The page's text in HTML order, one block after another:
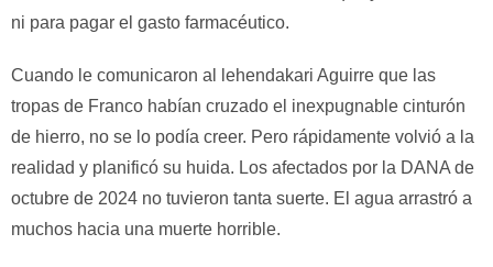
ni para pagar el gasto farmacéutico.
Cuando le comunicaron al lehendakari Aguirre que las
tropas de Franco habían cruzado el inexpugnable cinturón
de hierro, no se lo podía creer. Pero rápidamente volvió a la
realidad y planificó su huida. Los afectados por la DANA de
octubre de 2024 no tuvieron tanta suerte. El agua arrastró a
muchos hacia una muerte horrible.